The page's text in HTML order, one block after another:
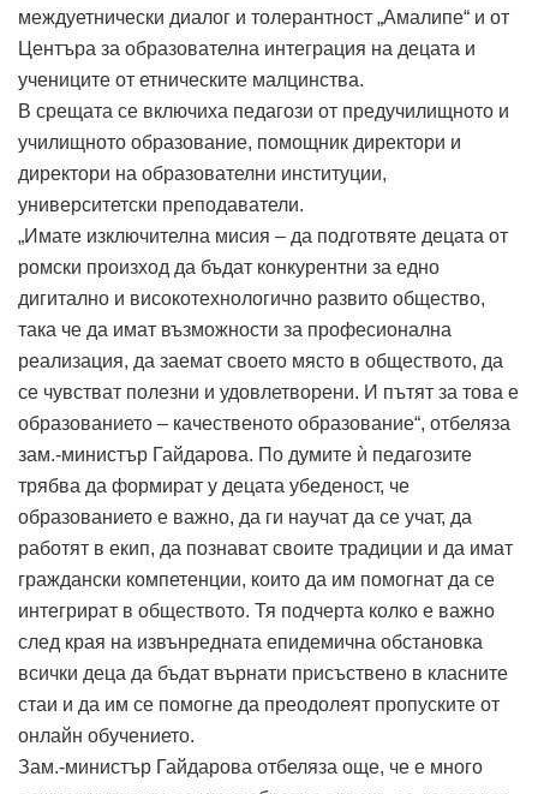
междуетнически диалог и толерантност „Амалипе“ и от
Центъра за образователна интеграция на децата и
учениците от етническите малцинства.
В срещата се включиха педагози от предучилищното и
училищното образование, помощник директори и
директори на образователни институции,
университетски преподаватели.
„Имате изключителна мисия – да подготвяте децата от
ромски произход да бъдат конкурентни за едно
дигитално и високотехнологично развито общество,
така че да имат възможности за професионална
реализация, да заемат своето място в обществото, да
се чувстват полезни и удовлетворени. И пътят за това е
образованието – качественото образование“, отбеляза
зам.-министър Гайдарова. По думите ѝ педагозите
трябва да формират у децата убеденост, че
образованието е важно, да ги научат да се учат, да
работят в екип, да познават своите традиции и да имат
граждански компетенции, които да им помогнат да се
интегрират в обществото. Тя подчерта колко е важно
след края на извънредната епидемична обстановка
всички деца да бъдат върнати присъствено в класните
стаи и да им се помогне да преодолеят пропуските от
онлайн обучението.
Зам.-министър Гайдарова отбеляза още, че е много